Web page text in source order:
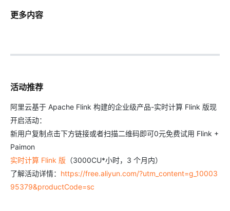
更多内容
活动推荐
阿里云基于 Apache Flink 构建的企业级产品-实时计算 Flink 版现
开启活动：
新用户复制点击下方链接或者扫描二维码即可0元免费试用 Flink +
Paimon
实时计算 Flink 版 （3000CU*小时，3 个月内）
了解活动详情： https://free.aliyun.com/?utm_content=g_10003
95379&productCode=sc